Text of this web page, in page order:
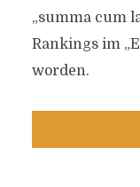
„summa cum
Rankings im
worden.